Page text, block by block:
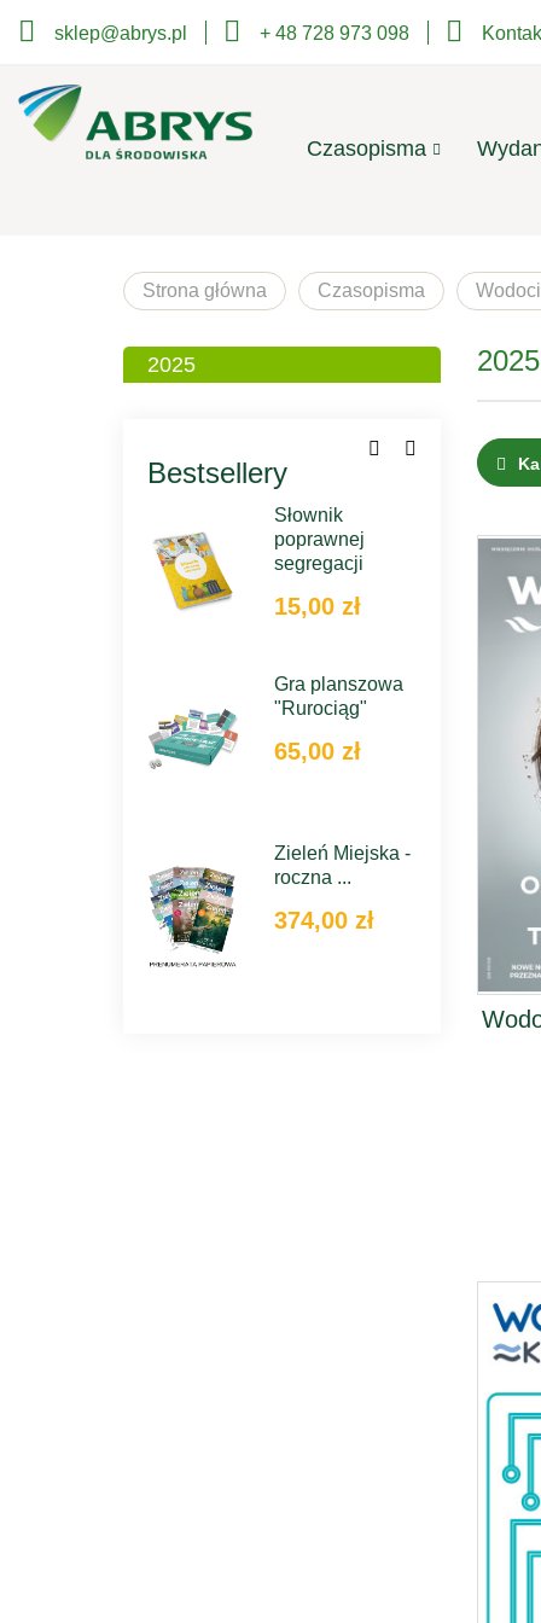
sklep@abrys.pl + 48 728 973 098
Czasopisma
Strona główna Czasopisma
2025
Bestsellery
Słownik
poprawnej
segregacji
15,00 zł
Gra planszowa
"Rurociąg"
65,00 zł
Zieleń Miejska -
roczna ...
374,00 zł
2025